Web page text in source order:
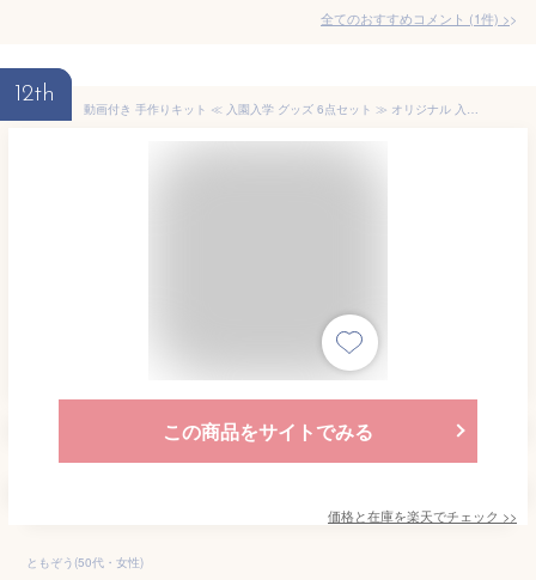
全てのおすすめコメント (1件) >
12th
動画付き 手作りキット ≪ 入園入学 グッズ 6点セット ≫ オリジナル 入学セット バッグセット セット 手作り キット キルティング レッスンバッグ トートバッグ 北欧風 おしゃれ 生地 入園入学セット 男の子 動物 保育園 小学校 バッグ【宅
この商品をサイトでみる
価格と在庫を楽天でチェック >>
ともぞう(50代・女性)